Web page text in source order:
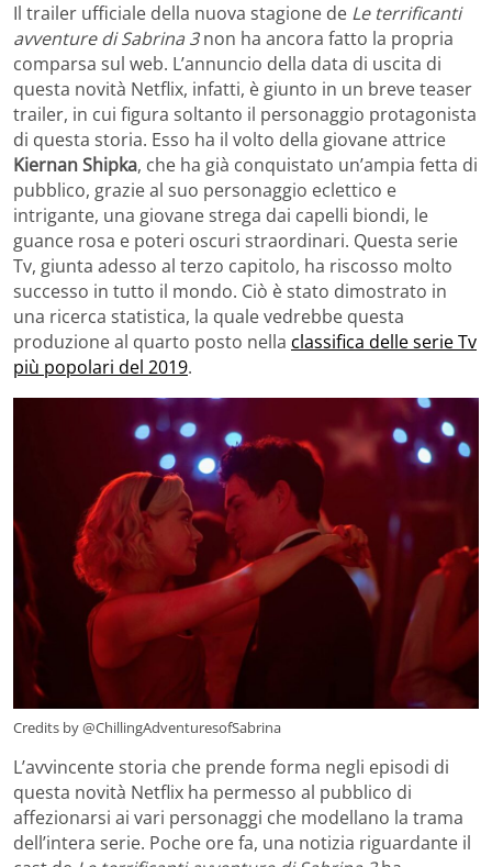
Il trailer ufficiale della nuova stagione de Le terrificanti
avventure di Sabrina 3non ha ancora fatto la propria
comparsa sul web. L’annuncio della data di uscita di
questa novità Netflix, infatti, è giunto in un breve teaser
trailer, in cui figura soltanto il personaggio protagonista
di questa storia. Esso ha il volto della giovane attrice
Kiernan Shipka, che ha già conquistato un’ampia fetta di
pubblico, grazie al suo personaggio eclettico e
intrigante, una giovane strega dai capelli biondi, le
guance rosa e poteri oscuri straordinari. Questa serie
Tv, giunta adesso al terzo capitolo, ha riscosso molto
successo in tutto il mondo. Ciò è stato dimostrato in
una ricerca statistica, la quale vedrebbe questa
produzione al quarto posto nella classifica delle serie Tv
più popolari del 2019.
Credits by @ChillingAdventuresofSabrina
L’avvincente storia che prende forma negli episodi di
questa novità Netflix ha permesso al pubblico di
affezionarsi ai vari personaggi che modellano la trama
dell’intera serie. Poche ore fa, una notizia riguardante il